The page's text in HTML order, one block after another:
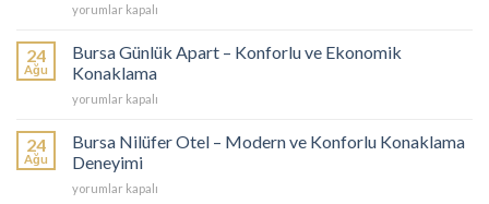
Bursa
Uygun
–
Ekonomik
Konforlu
Konaklama
Seçenekleri
için
yorumlar kapalı
24
Ağu
Bursa Günlük Apart – Konforlu ve Ekonomik
Konaklama
Bursa
Apart
Konforlu
ve
yorumlar kapalı
24
Ağu
Bursa Nilüfer Otel – Modern ve Konforlu Konaklama
Deneyimi
Bursa
yorumlar kapalı